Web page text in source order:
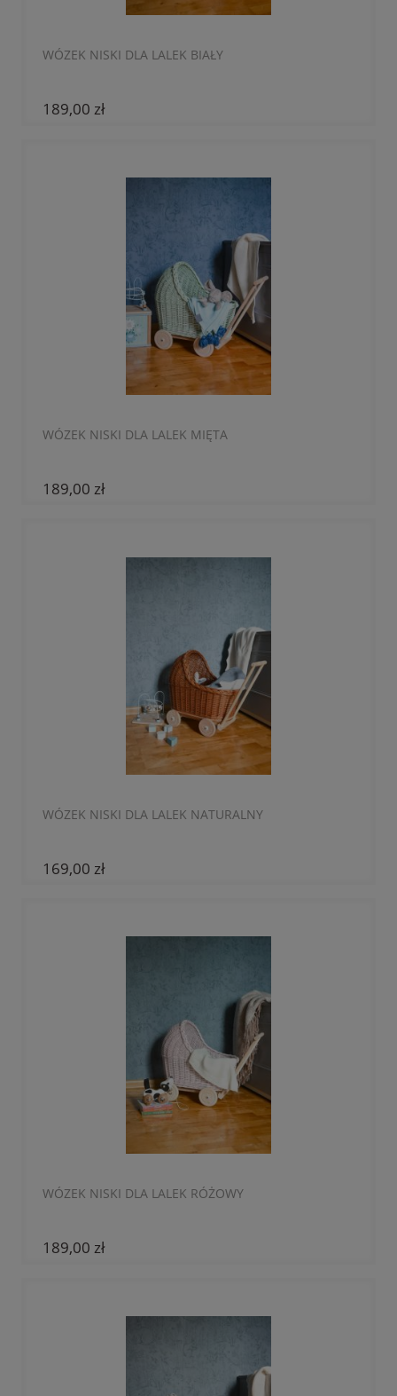
WÓZEK NISKI DLA LALEK BIAŁY
189,00 zł
WÓZEK NISKI DLA LALEK MIĘTA
189,00 zł
WÓZEK NISKI DLA LALEK NATURALNY
169,00 zł
WÓZEK NISKI DLA LALEK RÓŻOWY
189,00 zł